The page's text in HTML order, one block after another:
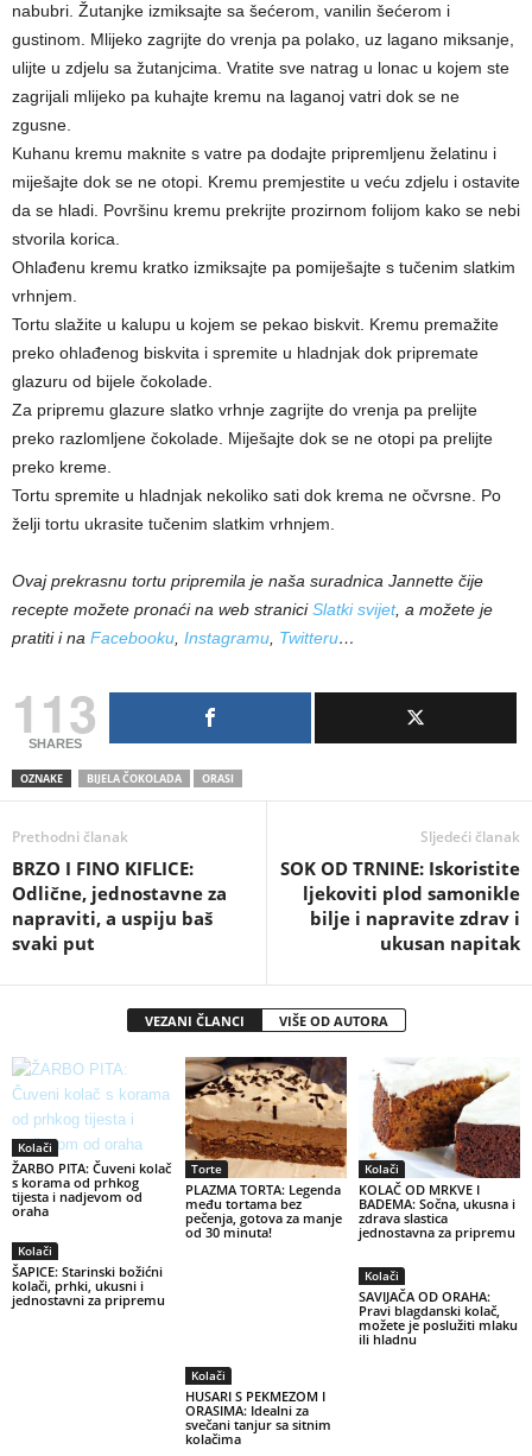
nabubri. Žutanjke izmiksajte sa šećerom, vanilin šećerom i
gustinom. Mlijeko zagrijte do vrenja pa polako, uz lagano miksanje,
ulijte u zdjelu sa žutanjcima. Vratite sve natrag u lonac u kojem ste
zagrijali mlijeko pa kuhajte kremu na laganoj vatri dok se ne
zgusne.
Kuhanu kremu maknite s vatre pa dodajte pripremljenu želatinu i
miješajte dok se ne otopi. Kremu premjestite u veću zdjelu i ostavite
da se hladi. Površinu kremu prekrijte prozirnom folijom kako se nebi
stvorila korica.
Ohlađenu kremu kratko izmiksajte pa pomiješajte s tučenim slatkim
vrhnjem.
Tortu slažite u kalupu u kojem se pekao biskvit. Kremu premažite
preko ohlađenog biskvita i spremite u hladnjak dok pripremate
glazuru od bijele čokolade.
Za pripremu glazure slatko vrhnje zagrijte do vrenja pa prelijte
preko razlomljene čokolade. Miješajte dok se ne otopi pa prelijte
preko kreme.
Tortu spremite u hladnjak nekoliko sati dok krema ne očvrsne. Po
želji tortu ukrasite tučenim slatkim vrhnjem.
Ovaj prekrasnu tortu pripremila je naša suradnica Jannette čije
recepte možete pronaći na web straniciSlatki svijet, a možete je
pratiti i na Facebooku, Instagramu, Twitteru…
113
SHARES
OZNAKE BIJELA ČOKOLADA ORASI
Prethodni članak
BRZO I FINO KIFLICE:
Odlične, jednostavne za
napraviti, a uspiju baš
svaki put
Sljedeći članak
SOK OD TRNINE: Iskoristite
ljekoviti plod samonikle
bilje i napravite zdrav i
ukusan napitak
VEZANI ČLANCI VIŠE OD AUTORA
Kolači
ŽARBO PITA: Čuveni kolač
s korama od prhkog
tijesta i nadjevom od
oraha
Torte
PLAZMA TORTA: Legenda
među tortama bez
pečenja, gotova za manje
od 30 minuta!
Kolači
KOLAČ OD MRKVE I
BADEMA: Sočna, ukusna i
zdrava slastica
jednostavna za pripremu
Kolači
ŠAPICE: Starinski božićni
kolači, prhki, ukusni i
jednostavni za pripremu
Kolači
HUSARI S PEKMEZOM I
ORASIMA: Idealni za
svečani tanjur sa sitnim
kolačima
Kolači
SAVIJAČA OD ORAHA:
Pravi blagdanski kolač,
možete je poslužiti mlaku
ili hladnu